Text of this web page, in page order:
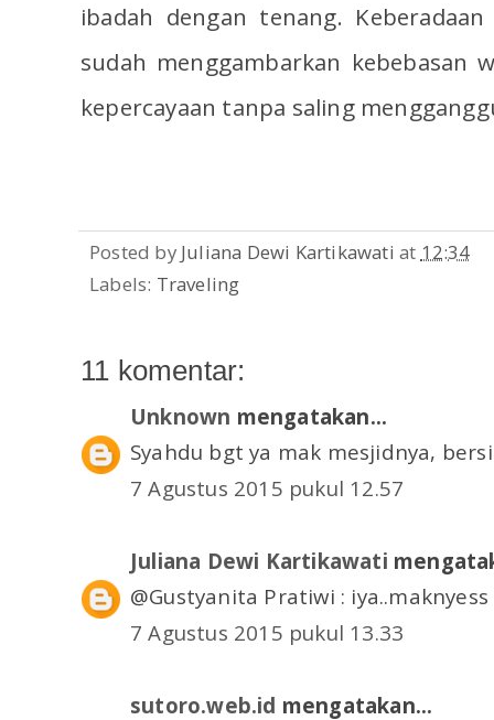
ibadah dengan tenang.
sudah menggambarkan kebebasan
kepercayaan tanpa saling
Posted by Juliana Dewi Kartikawati at 12:34
Labels: Traveling
11 komentar:
Unknown mengatakan...
Syahdu bgt ya mak mesjidnya,
7 Agustus 2015 pukul 12.57
Juliana Dewi Kartikawati
@Gustyanita Pratiwi :
7 Agustus 2015 pukul 13.33
sutoro.web.id mengatakan...